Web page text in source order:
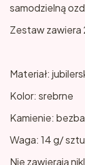
samodzielną
Zestaw zawiera
Materiał:
Kolor: srebrne
Kamienie:
Waga: 14 g/
Nie zawierają